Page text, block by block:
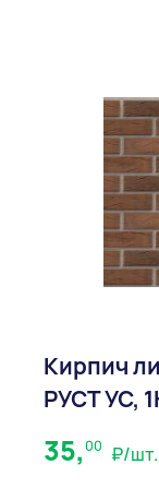
Кирпич
РУСТ УС,
35,00 ₽/шт.